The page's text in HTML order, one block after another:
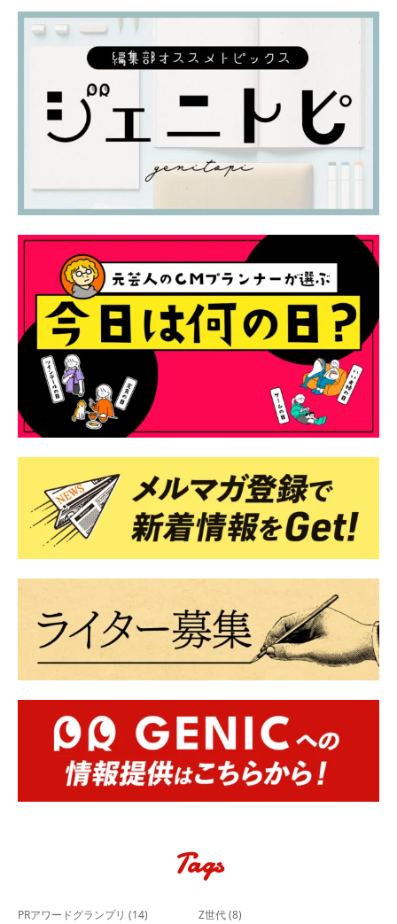
Tags
PRアワードグランプリ (14) Z世代(8)